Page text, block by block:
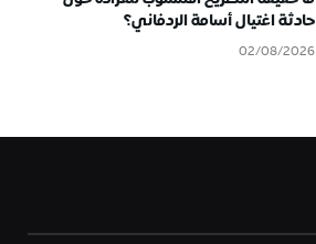
حادثة اغتيال أسامة الردفاني؟
02/08/2026